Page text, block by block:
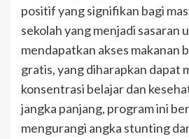
positif yang signifikan bagi
sekolah yang menjadi sasaran
mendapatkan akses makanan
gratis, yang diharapkan dapat
konsentrasi belajar dan
jangka panjang, program ini
mengurangi angka stunting